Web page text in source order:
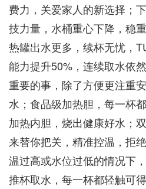
费力，关爱家人的新选择；
技力量，水桶重心下降，稳
热罐出水更多，续杯无忧，
能力提升50%，连续取水依
重要的事，除了方便更注重
水；食品级加热胆，每一杯
加热内胆，烧出健康好水；
来替你把关，精准控温，拒
温过高或水位过低的情况下
推杯取水，每一杯都轻触可